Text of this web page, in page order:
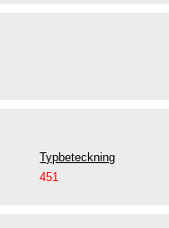
Typbeteckning
451